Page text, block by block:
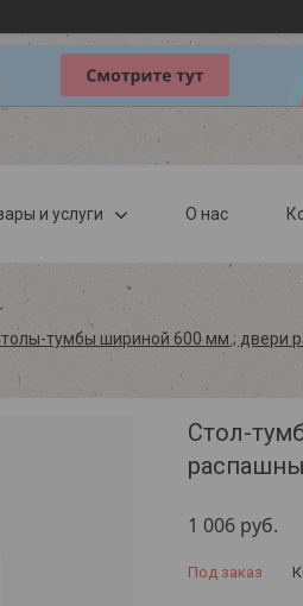
и услуги О нас
тумбы шириной 600 мм.; двери
Стол-
1 006 руб.
Под заказ